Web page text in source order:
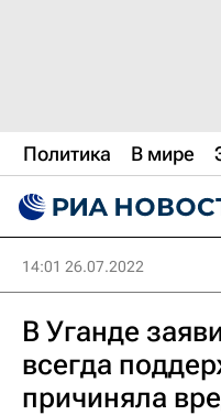
Политика В мире
14:01 26.07.2022
В Уганде
всегда
причиняла